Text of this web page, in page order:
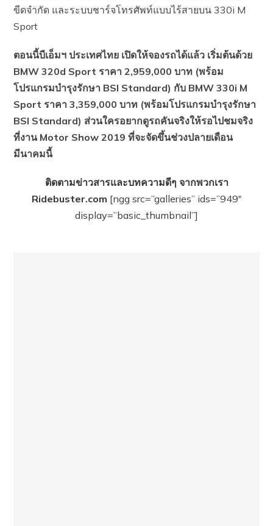
ขีดจำกัด และระบบชาร์จโทรศัพท์แบบไร้สายบน 330i M
Sport
ตอนนี้บีเอ็มฯ ประเทศไทย เปิดให้จองรถได้แล้ว เริ่มต้นด้วย
BMW 320d Sport ราคา 2,959,000 บาท (พร้อม
โปรแกรมบำรุงรักษา BSI Standard) กับ BMW 330i M
Sport ราคา 3,359,000 บาท (พร้อมโปรแกรมบำรุงรักษา
BSI Standard) ส่วนใครอยากดูรถคันจริงให้รอไปชมจริง
ที่งาน Motor Show 2019 ที่จะจัดขึ้นช่วงปลายเดือน
มีนาคมนี้
ติดตามข่าวสารและบทความดีๆ จากพวกเรา
Ridebuster.com [ngg src=”galleries” ids=”949″
display=”basic_thumbnail”]